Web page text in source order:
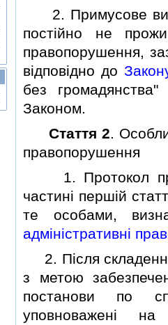
2. Примусове
постiйно не
правопорушення,
вiдповiдно до
без
Законом.
Стаття 2.
правопорушення
1. Протокол про
частинi першiй
те особами,
адмiнiстративнi
2. Пiсля
з метою
постанови по
уповноваженi